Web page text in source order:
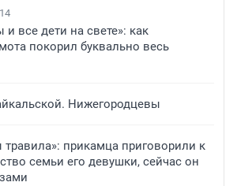
14
все дети на свете»: как
покорил буквально весь
Нижегородцевы
травила»: прикамца приговорили к
семьи его девушки, сейчас он